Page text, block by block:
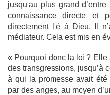
jusqu’au plus grand
connaissance directe et
directement lié à Dieu. Il
médiateur. Cela est mis en
« Pourquoi donc la loi ? Elle
des transgressions, jusqu’à
à qui la promesse avait
par des anges, au moyen